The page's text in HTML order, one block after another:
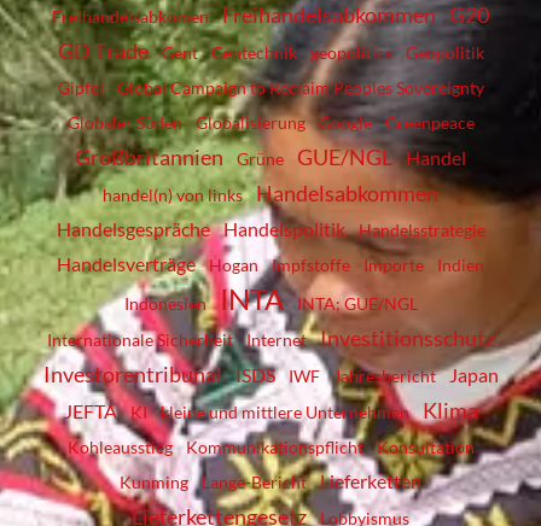
Freihandelsabkomen Freihandelsabkommen G20
GD Trade
Gent Gentechnik geopolitics
Geopolitik
Gipfel
Global Campaign to Reclaim Peoples Sovereignty
Globaler Süden
Globalisierung Google Greenpeace
Großbritannien Grüne GUE/NGL Handel
handel(n) von links Handelsabkommen
Handelsgespräche Handelspolitik Handelsstrategie
Handelsverträge Hogan Impfstoffe Importe
Indien
Indonesien
INTA
INTA; GUE/NGL
Internationale Sicherheit
Internet
Investitionsschutz
Investorentribunal
ISDS IWF Jahresbericht
Japan
JEFTA
KI kleine und mittlere Unternehmen Klima
Kohleausstieg Kommunikationspflicht
Konsultation
Kunming
Lange-Bericht Lieferketten
Lieferkettengesetz
Lobbyismus